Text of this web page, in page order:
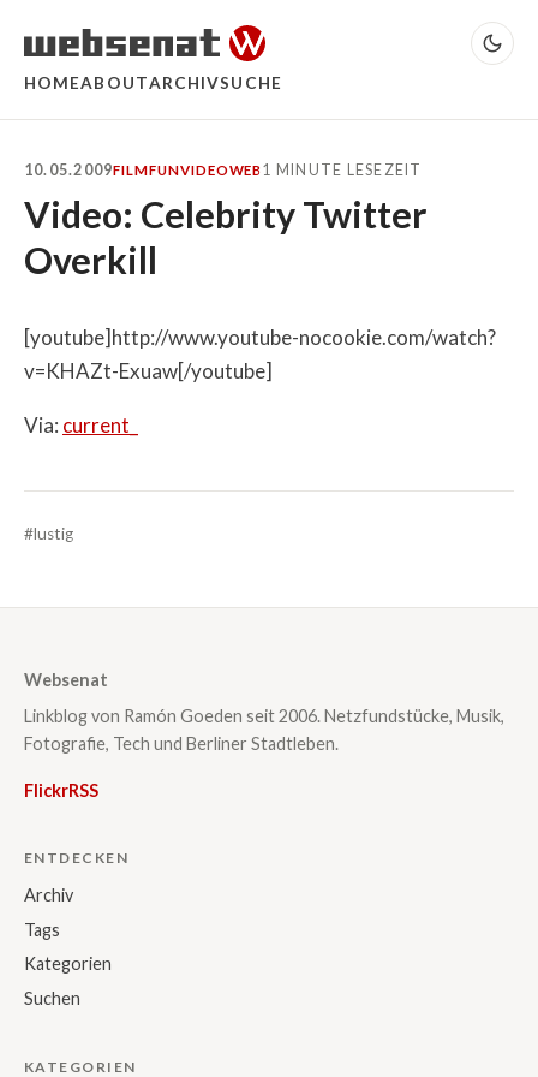
HOMEABOUTARCHIVSUCHE
10.05.2009FILMFUNVIDEOWEB1 MINUTE LESEZEIT
Video: Celebrity Twitter
Overkill
[youtube]http://www.youtube-nocookie.com/watch?
v=KHAZt-Exuaw[/youtube]
Via: current_
#lustig
Websenat
Linkblog von Ramón Goeden seit 2006. Netzfundstücke, Musik,
Fotografie, Tech und Berliner Stadtleben.
FlickrRSS
ENTDECKEN
Archiv
Tags
Kategorien
Suchen
KATEGORIEN